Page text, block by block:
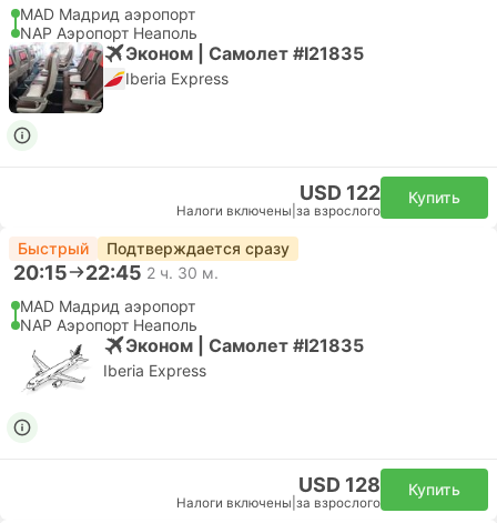
MAD Мадрид аэропорт
NAP Аэропорт Неаполь
Эконом | Самолет #I21835
Iberia Express
USD 122
Налоги включены за взрослого
Купить
Быстрый Подтверждается сразу
20:15 22:45 2 ч. 30 м.
MAD Мадрид аэропорт
NAP Аэропорт Неаполь
Эконом | Самолет #I21835
Iberia Express
USD 128
Налоги включены за взрослого
Купить